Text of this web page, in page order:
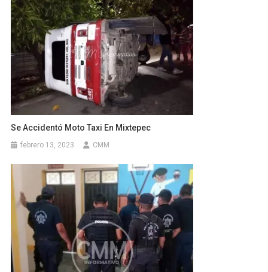
Se Accidentó Moto Taxi En Mixtepec
febrero 13, 2023 CMM